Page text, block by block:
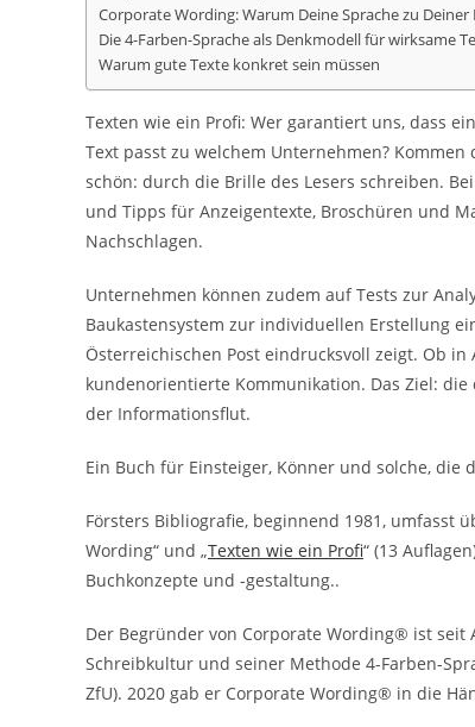
Corporate Wording: Warum Deine Sprache zu
Die 4-Farben-Sprache als Denkmodell für wirksame
Warum gute Texte konkret sein müssen
Texten wie ein Profi: Wer garantiert uns, dass
Text passt zu welchem Unternehmen?
schön: durch die Brille des Lesers schreiben.
und Tipps für Anzeigentexte, Broschüren und
Nachschlagen.
Unternehmen können zudem auf Tests zur
Baukastensystem zur individuellen Erstellung
Österreichischen Post eindrucksvoll zeigt. Ob
kundenorientierte Kommunikation. Das Ziel:
der Informationsflut.
Ein Buch für Einsteiger, Könner und solche,
Försters Bibliografie, beginnend 1981, umfasst
Wording“ und „Texten wie ein Profi“ (13
Buchkonzepte und -gestaltung..
Der Begründer von Corporate Wording® ist
Schreibkultur und seiner Methode 4-Farben-
ZfU). 2020 gab er Corporate Wording® in die